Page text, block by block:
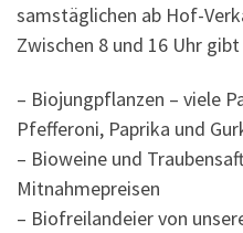
samstäglichen ab Hof-
Zwischen 8 und 16 Uhr gibt
– Biojungpflanzen – viele
Pfefferoni, Paprika und
– Bioweine und
Mitnahmepreisen
– Biofreilandeier von